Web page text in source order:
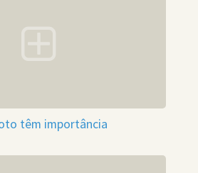
têm importância